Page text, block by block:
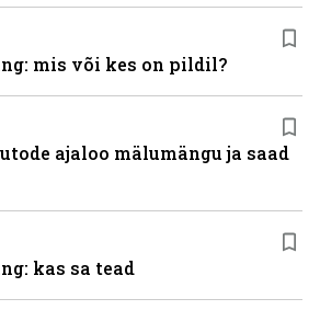
mis või kes on pildil?
ajaloo mälumängu ja saad
kas sa tead